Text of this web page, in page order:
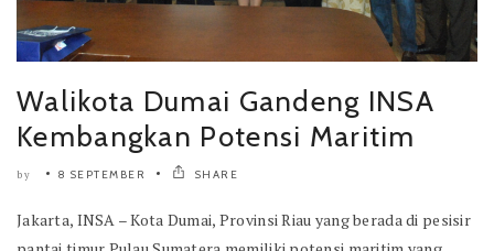
Walikota Dumai Gandeng INSA
Kembangkan Potensi Maritim
by 8 SEPTEMBER SHARE
Jakarta, INSA – Kota Dumai, Provinsi Riau yang berada di pesisir